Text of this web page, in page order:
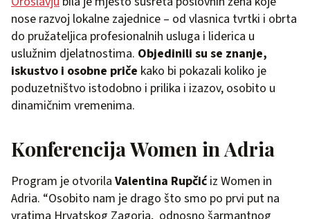
nose razvoj lokalne zajednice – od vlasnica tvrtki i obrta
do pružateljica profesionalnih usluga i liderica u
uslužnim djelatnostima. Objedinili su se znanje,
iskustvo i osobne priče kako bi pokazali koliko je
poduzetništvo istodobno i prilika i izazov, osobito u
dinamičnim vremenima.
Konferencija Women in Adria
Program je otvorila Valentina Rupčićiz Women in
Adria. “Osobito nam je drago što smo po prvi put na